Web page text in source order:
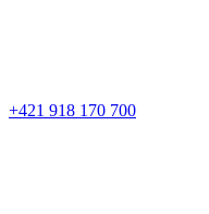
+421 918 170 700